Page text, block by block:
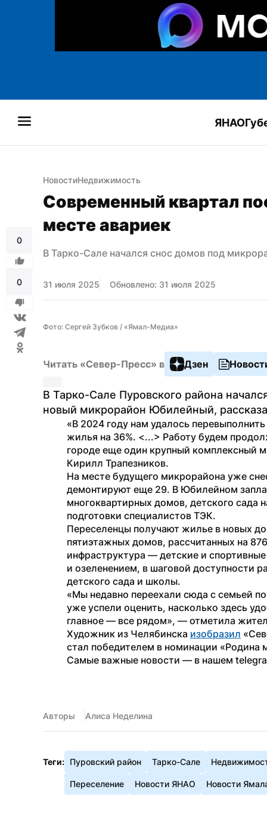
ЯНАО
0
0
НовостиНедвижимость
Современный квартал
месте авариек
В Тарко-Сале начался снос домов под
31 июля 2025 Обновлено: 31 июля 2025
Фото: Сергей Зубков / «Ямал-Медиа»
Читать «Север-Пресс» в Дзен
В Тарко-Сале Пуровского района
новый микрорайон Юбилейный,
«В 2024 году нам удалось
жилья на 36%. <...> Работу будем
городе еще один крупный комплексный
Кирилл Трапезников.
На месте будущего микрорайона уже
демонтируют еще 29. В Юбилейном
многоквартирных домов, детского сада
подготовки специалистов ТЭК.
Переселенцы получают жилье в новых
пятиэтажных домов, рассчитанных на
инфраструктура — детские и
и озеленением, в шаговой доступности
детского сада и школы.
«Мы недавно переехали сюда с семьей
уже успели оценить, насколько здесь
главное — все рядом», — отметила
Художник из Челябинска изобразил
стал победителем в номинации «Родина
Самые важные новости — в нашем
Авторы Алиса Неделина
Теги: Пуровский район Тарко-Сале
Переселение Новости ЯНАО Новости